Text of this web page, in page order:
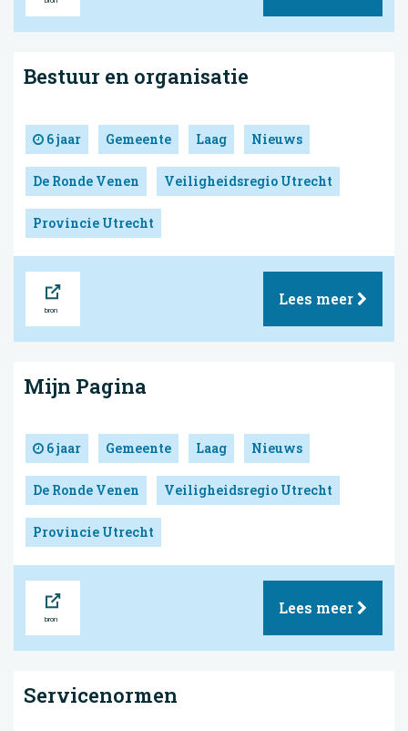
Bestuur en organisatie
6 jaar Gemeente Laag Nieuws
De Ronde Venen Veiligheidsregio Utrecht
Provincie Utrecht
Lees meer
Mijn Pagina
6 jaar Gemeente Laag Nieuws
De Ronde Venen Veiligheidsregio Utrecht
Provincie Utrecht
Lees meer
Servicenormen